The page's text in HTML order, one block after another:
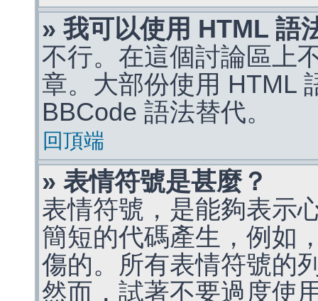
» 我可以使用 HTML 語
不行。在這個討論區上
章。大部份使用 HTML
BBCode 語法替代。
回頂端
» 表情符號是甚麼？
表情符號，是能夠表示
簡短的代碼產生，例如
傷的。所有表情符號的
然而，試著不要過度使